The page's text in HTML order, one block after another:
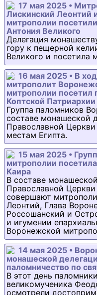
17 мая 2025 •
Лискинский Леонтий
митрополии
Антония Великого
Делегация
гору к пещерной
Великого и посетила
16 мая 2025 • В
митрополит
митрополии посетил
Коптской Патриархии
Группа паломников
составе монашеской
Православной
местам Египта.
15 мая 2025 •
митрополии
Каира
В составе
Православной
совершают
Леонтий, Глава
Россошанский и
и игумении
Воронежской
14 мая 2025 •
монашеской
паломничество по
В этот день
великомученика
осмотрели